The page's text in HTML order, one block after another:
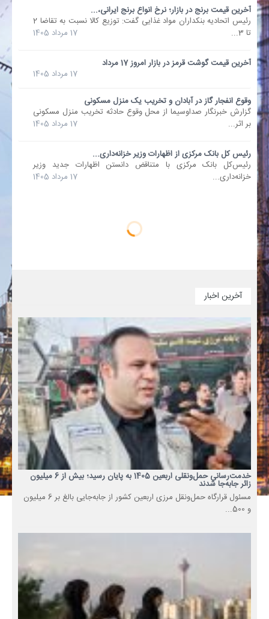
آخرین قیمت برنج در بازار؛ نرخ انواع برنج ایرانی،...
رئیس اتحادیه بنکداران مواد غذایی گفت: توزیع کالا نسبت به تقاضا 2
تا 3...
17 مرداد 1405
آخرین قیمت گوشت قرمز در بازار امروز 17 مرداد
17 مرداد 1405
وقوع انفجار گاز در آبادان و تخریب یک منزل مسکونی
گزارش خبرنگار صداوسیما از محل وقوع حادثه‌ تخریب منزل مسکونی
بر اثر...
17 مرداد 1405
رئیس کل بانک مرکزی از اظهارات وزیر خزانه‌داری...
رئیس‌کل بانک مرکزی با متناقض دانستن اظهارات جدید وزیر
خزانه‌داری...
17 مرداد 1405
آخرین اخبار
خدمت‌رسانی حمل‌ونقلی اربعین 1405 به پایان رسید؛ بیش از 6 میلیون
زائر جابه‌جا شدند
مسئول قرارگاه حمل‌ونقل مرزی اربعین کشور از جابه‌جایی بالغ بر 6 میلیون
و 500...